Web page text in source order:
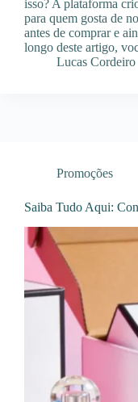
isso? A plataforma
para quem gosta de
antes de comprar e
longo deste artigo,
Lucas Cordeiro
Promoções
Saiba Tudo Aqui: